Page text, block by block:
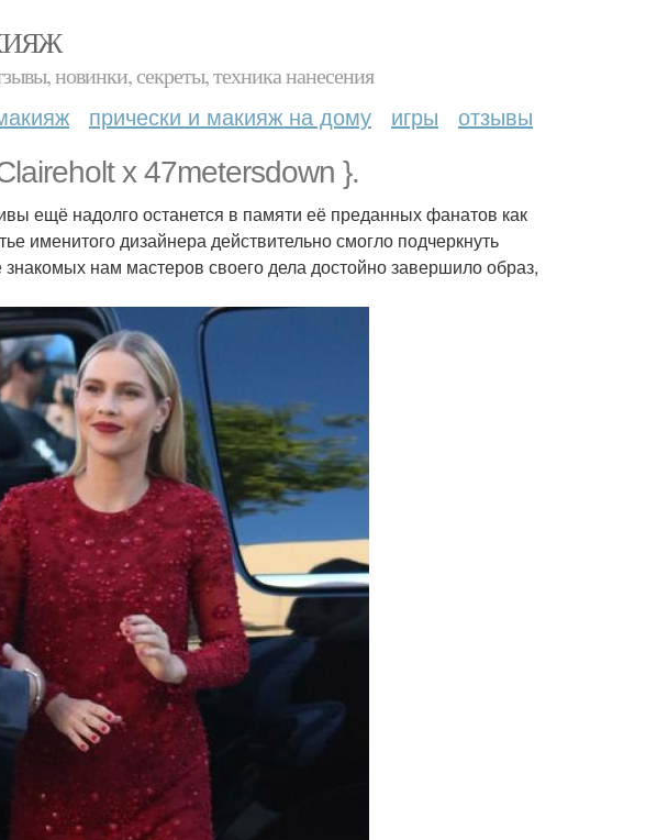
новинки, секреты, техника нанесения
прически и макияж на дому игры отзывы
x 47metersdown }.
ещё надолго останется в памяти её преданных фанатов как
именитого дизайнера действительно смогло подчеркнуть
нам мастеров своего дела достойно завершило образ,